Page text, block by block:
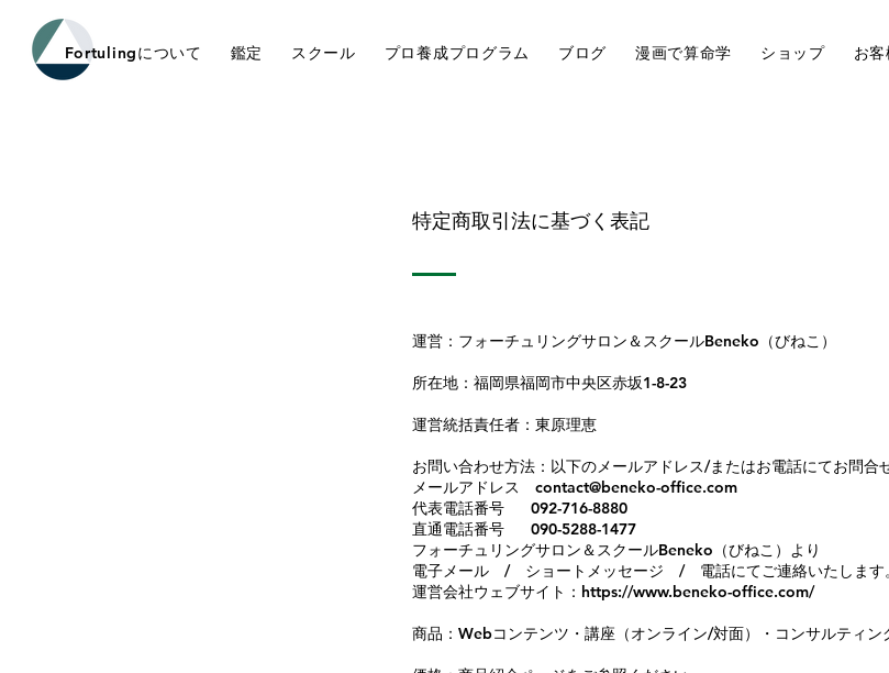
Fortulingについて 鑑定 スクール プロ養成プログラム ブログ 漫画で算命学 ショップ お
特定商取引法に基づく表記
運営： フォーチュリングサロン＆スクールBeneko（びねこ）
所在地： 福岡県福岡市中央区赤坂1-8-23
運営統括責任者：東原理恵
お問い合わせ方法：以下のメールアドレス/またはお電話にてお問合
メールアドレス contact@beneko-office.com
代表電話番号 092-716-8880
直通電話番号 090-5288-1477
フォーチュリングサロン＆スクールBeneko（びねこ）より
電子メール / ショートメッセージ / 電話にてご連絡いたします。
運営会社ウェブサイト： https://www.beneko-office.com/
商品： Webコンテンツ・講座（オンライン/対面）・コンサルティン